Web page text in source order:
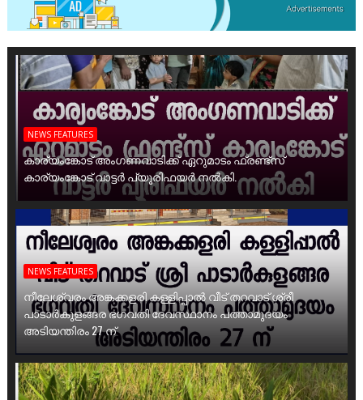
NEWS FEATURES
കാര്യംങ്കോട് അംഗണവാടിക്ക് ഏറുമാടം ഫ്രണ്ട്സ്
കാര്യംങ്കോട് വാട്ടർ പ്യൂരിഫയർ നൽകി.
NEWS FEATURES
നീലേശ്വരം അങ്കക്കളരി കള്ളിപ്പാൽ വീട് തറവാട് ശ്രീ
പാടാർകുളങ്ങര ഭഗവതി ദേവസ്ഥാനം പത്താമുദയം
അടിയന്തിരം 27 ന്